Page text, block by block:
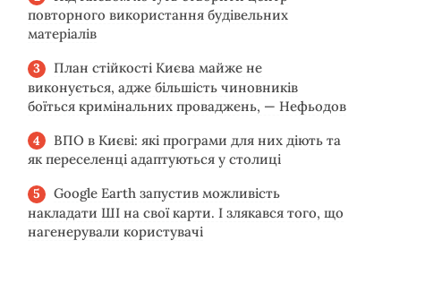
повторного використання будівельних
матеріалів
План стійкості Києва майже не
виконується, адже більшість чиновників
боїться кримінальних проваджень, — Нефьодов
ВПО в Києві: які програми для них діють та
як переселенці адаптуються у столиці
Google Earth запустив можливість
накладати ШІ на свої карти. І злякався того, що
нагенерували користувачі